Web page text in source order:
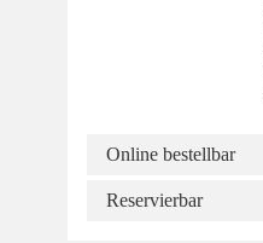
Online bestellbar
Reservierbar